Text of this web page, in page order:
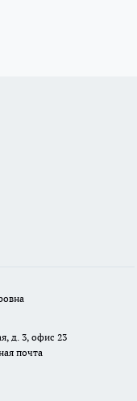
д. 3, офис 23
почта